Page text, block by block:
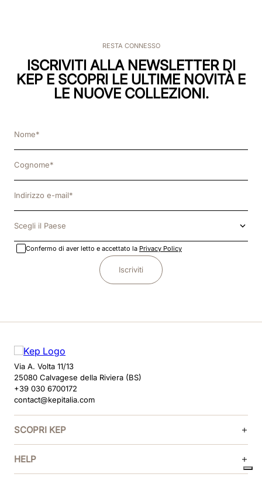
RESTA CONNESSO
ISCRIVITI ALLA NEWSLETTER DI
KEP E SCOPRI LE ULTIME NOVITÀ E
LE NUOVE COLLEZIONI.
Scegli il Paese
Confermo di aver letto e accettato la Privacy Policy
Iscriviti
Via A. Volta 11/13
25080 Calvagese della Riviera (BS)
+39 030 6700172
contact@kepitalia.com
SCOPRI KEP
HELP